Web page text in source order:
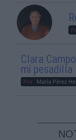
Clara
mi pesadilla
Por María Pérez